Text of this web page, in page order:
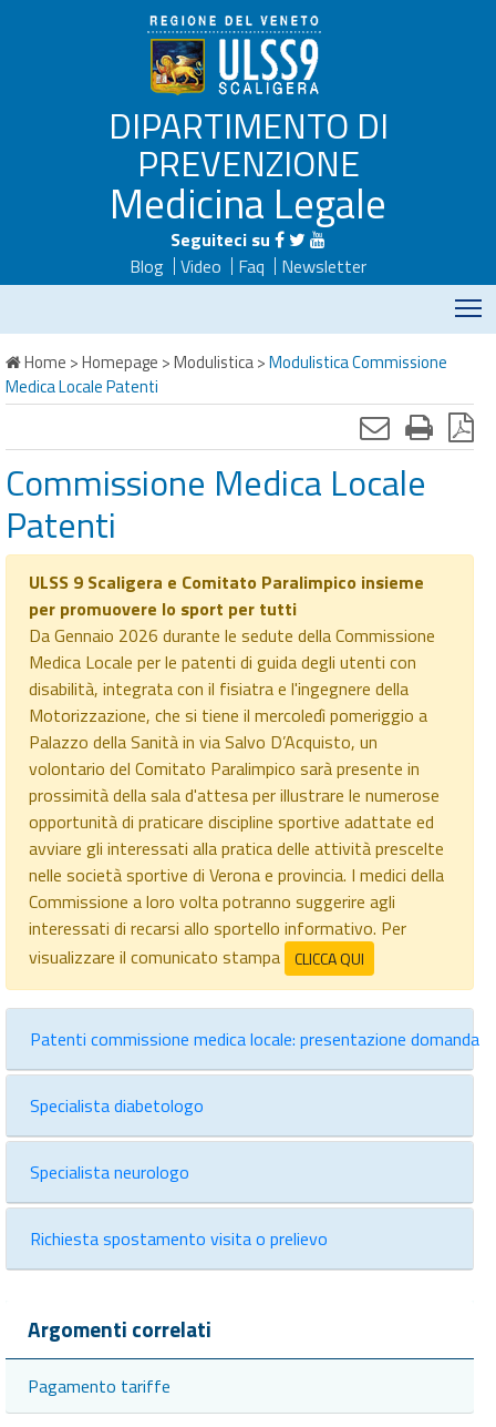
DIPARTIMENTO DI
PREVENZIONE
Medicina Legale
Seguiteci su
Blog
Video Faq
Newsletter
Home >Homepage >Modulistica>Modulistica Commissione
Medica Locale Patenti
Commissione Medica Locale
Patenti
ULSS 9 Scaligera e Comitato Paralimpico insieme
per promuovere lo sport per tutti
Da Gennaio 2026 durante le sedute della Commissione
Medica Locale per le patenti di guida degli utenti con
disabilità, integrata con il fisiatra e l'ingegnere della
Motorizzazione, che si tiene il mercoledì pomeriggio a
Palazzo della Sanità in via Salvo D’Acquisto, un
volontario del Comitato Paralimpico sarà presente in
prossimità della sala d'attesa per illustrare le numerose
opportunità di praticare discipline sportive adattate ed
avviare gli interessati alla pratica delle attività prescelte
nelle società sportive di Verona e provincia. I medici della
Commissione a loro volta potranno suggerire agli
interessati di recarsi allo sportello informativo. Per
visualizzare il comunicato stampa
CLICCA QUI
Patenti commissione medica locale: presentazione domanda
Specialista diabetologo
Specialista neurologo
Richiesta spostamento visita o prelievo
Argomenti correlati
Pagamento tariffe